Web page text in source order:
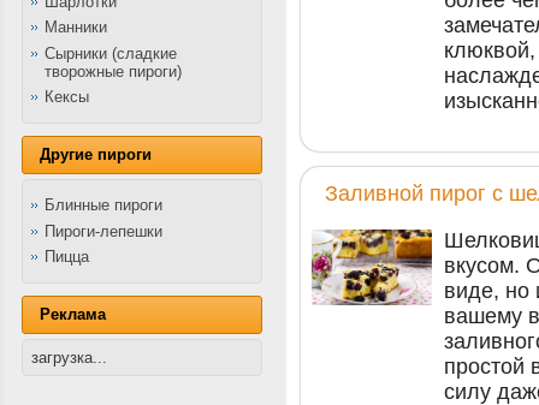
Манники
Сырники (сладкие
творожные пироги)
Кексы
Другие пироги
Блинные пироги
Пироги-лепешки
Пицца
Реклама
загрузка...
клюквой,
Заливной пирог с
вкусом.
виде, но
вашему
простой
силу